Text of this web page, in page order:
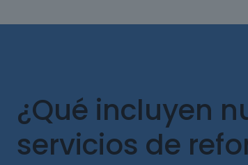
¿Qué incluyen
servicios de